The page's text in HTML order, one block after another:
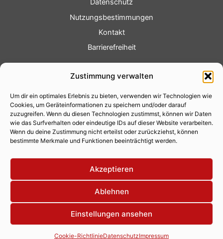
Zustimmung verwalten
Um dir ein optimales Erlebnis zu bieten, verwenden wir Technologien wie
Cookies, um Geräteinformationen zu speichern und/oder darauf
zuzugreifen. Wenn du diesen Technologien zustimmst, können wir Daten
wie das Surfverhalten oder eindeutige IDs auf dieser Website verarbeiten.
Wenn du deine Zustimmung nicht erteilst oder zurückziehst, können
bestimmte Merkmale und Funktionen beeinträchtigt werden.
Akzeptieren
Ablehnen
Einstellungen ansehen
Cookie-RichtlinieDatenschutzImpressum
Datenschutz
Nutzungsbestimmungen
Kontakt
Barrierefreiheit
Fotoservice
Videoservice
Werbung
Contenterstellung
Lokalnachrichten
Lokalfernsehen
Eventkalender